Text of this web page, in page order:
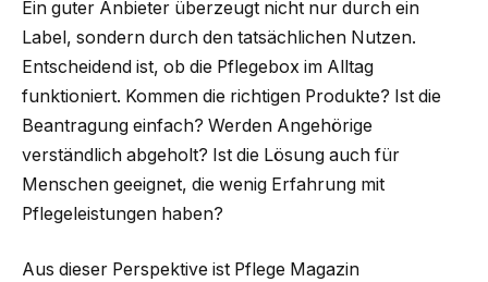
Ein guter Anbieter überzeugt nicht nur durch ein
Label, sondern durch den tatsächlichen Nutzen.
Entscheidend ist, ob die Pflegebox im Alltag
funktioniert. Kommen die richtigen Produkte? Ist die
Beantragung einfach? Werden Angehörige
verständlich abgeholt? Ist die Lösung auch für
Menschen geeignet, die wenig Erfahrung mit
Pflegeleistungen haben?
Aus dieser Perspektive ist Pflege Magazin